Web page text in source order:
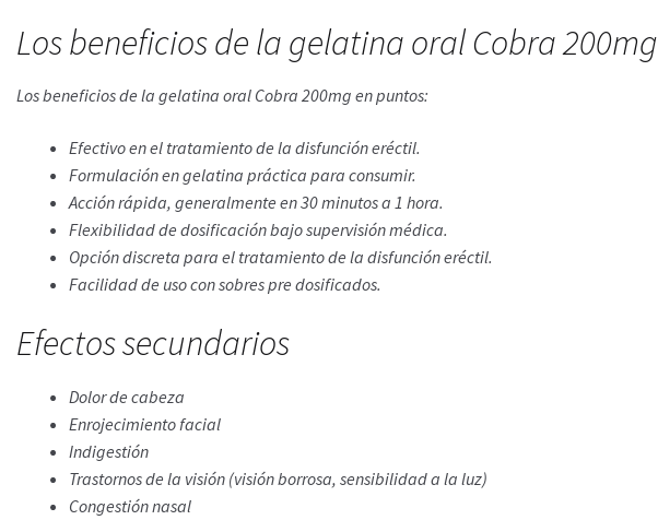
Los beneficios de la gelatina oral Cobra 200mg
Los beneficios de la gelatina oral Cobra 200mg en puntos:
Efectivo en el tratamiento de la disfunción eréctil.
Formulación en gelatina práctica para consumir.
Acción rápida, generalmente en 30 minutos a 1 hora.
Flexibilidad de dosificación bajo supervisión médica.
Opción discreta para el tratamiento de la disfunción eréctil.
Facilidad de uso con sobres pre dosificados.
Efectos secundarios
Dolor de cabeza
Enrojecimiento facial
Indigestión
Trastornos de la visión (visión borrosa, sensibilidad a la luz)
Congestión nasal